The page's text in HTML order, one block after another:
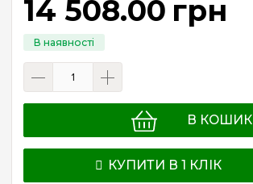
14 508.00 грн
В КОШИК
КУПИТИ В 1 КЛІК